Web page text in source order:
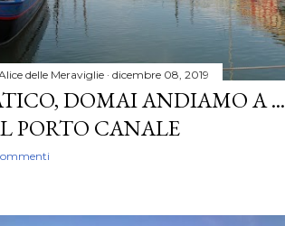
delle Meraviglie dicembre 08, 2019
DOMAI ANDIAMO A ...
PORTO CANALE